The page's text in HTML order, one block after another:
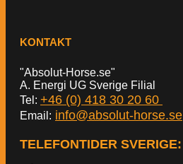
KONTAKT
"Absolut-Horse.se"
A. Energi UG Sverige Filial
Tel: +46 (0) 418 30 20 60
Email: info@absolut-horse.se
TELEFONTIDER SVERIGE: